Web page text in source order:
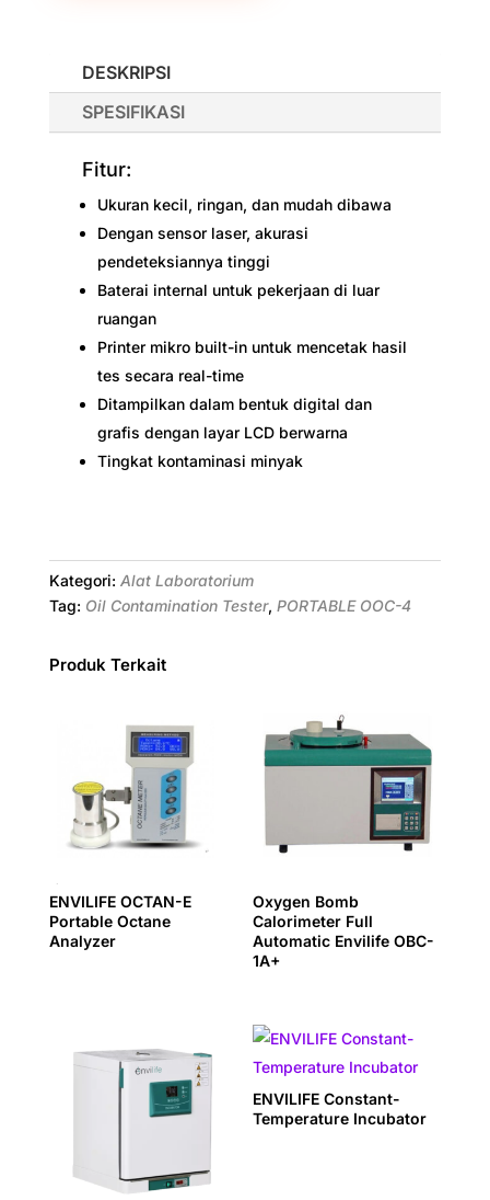
DESKRIPSI
SPESIFIKASI
Fitur:
Ukuran kecil, ringan, dan mudah dibawa
Dengan sensor laser, akurasi
pendeteksiannya tinggi
Baterai internal untuk pekerjaan di luar
ruangan
Printer mikro built-in untuk mencetak hasil
tes secara real-time
Ditampilkan dalam bentuk digital dan
grafis dengan layar LCD berwarna
Tingkat kontaminasi minyak
Kategori: Alat Laboratorium
Tag: Oil Contamination Tester, PORTABLE OOC-4
Produk Terkait
ENVILIFE OCTAN-E
Portable Octane
Analyzer
Oxygen Bomb
Calorimeter Full
Automatic Envilife OBC-
1A+
ENVILIFE Constant-
Temperature Incubator